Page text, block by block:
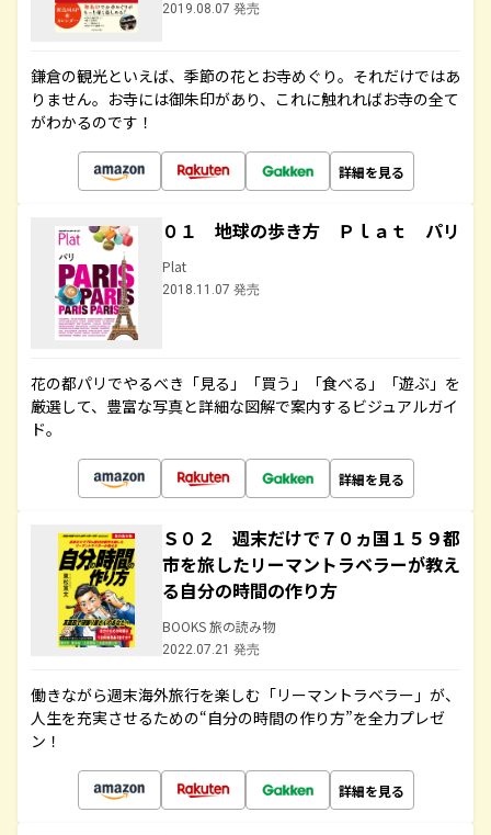
2019.08.07 発売
鎌倉の観光といえば、季節の花とお寺めぐり。それだけではあ
りません。お寺には御朱印があり、これに触れればお寺の全て
がわかるのです！
詳細を見る
０１ 地球の歩き方 Ｐｌａｔ パリ
Plat
2018.11.07 発売
花の都パリでやるべき「見る」「買う」「食べる」「遊ぶ」を
厳選して、豊富な写真と詳細な図解で案内するビジュアルガイ
ド。
詳細を見る
Ｓ０２ 週末だけで７０ヵ国１５９都
市を旅したリーマントラベラーが教え
る自分の時間の作り方
BOOKS 旅の読み物
2022.07.21 発売
働きながら週末海外旅行を楽しむ「リーマントラベラー」が、
人生を充実させるための“自分の時間の作り方”を全力プレゼ
ン！
詳細を見る